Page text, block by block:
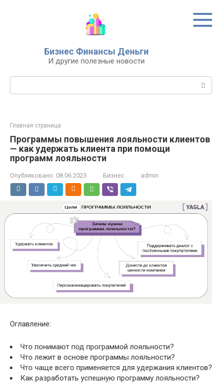
Бизнес Финансы Деньги
И другие полезные новости
Главная страница
Программы повышения лояльности клиентов
— как удержать клиента при помощи
программ лояльности
Опубликовано: 08.06.2023 Бизнес admin
Оглавление:
Что понимают под программой лояльности?
Что лежит в основе программы лояльности?
Что чаще всего применяется для удержания клиентов?
Как разработать успешную программу лояльности?